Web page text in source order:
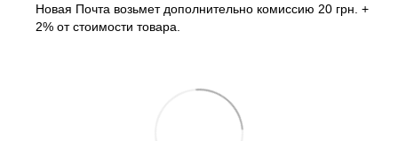
Новая Почта возьмет дополнительно комиссию 20 грн. +
2% от стоимости товара.